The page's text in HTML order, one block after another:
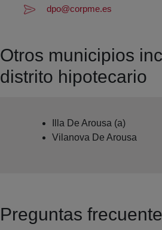
dpo@corpme.es
Otros municipios
distrito hipotecario
Illa De Arousa (a)
Vilanova De Arousa
Preguntas